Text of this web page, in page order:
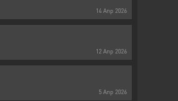
14 Апр 2026
12 Апр 2026
5 Апр 2026